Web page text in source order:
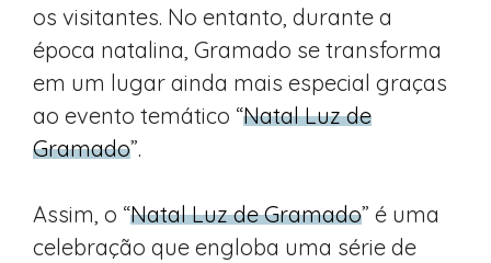
os visitantes. No entanto, durante a
época natalina, Gramado se transforma
em um lugar ainda mais especial graças
ao evento temático “Natal Luz de
Gramado”.
Assim, o “Natal Luz de Gramado” é uma
celebração que engloba uma série de